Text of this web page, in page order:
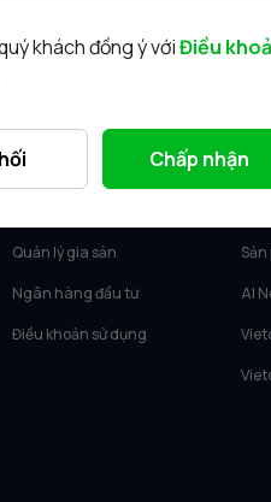
DỊCH VỤ
Tư vấn KH Cá nhân
Quản lý gia sản
Ngân hàng đầu tư
Điều khoản sử dụng
AI
khách đồng ý vớiĐiều
Chấp nhận